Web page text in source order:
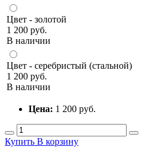
Цвет - золотой
1 200 руб.
В наличии
Цвет - серебристый (стальной)
1 200 руб.
В наличии
Цена: 1 200 руб.
Купить В корзину